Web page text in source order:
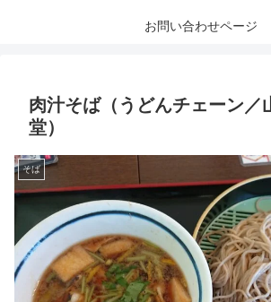
お問い合わせページ
肉汁そば（うどんチェーン／
堂）
そば